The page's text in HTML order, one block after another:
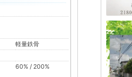
軽量鉄骨
60% / 200%